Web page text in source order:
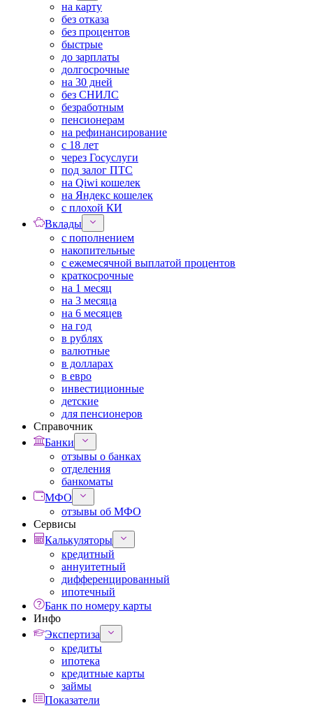
на карту
без отказа
без процентов
быстрые
до зарплаты
долгосрочные
на 30 дней
без СНИЛС
безработным
пенсионерам
на рефинансирование
с 18 лет
через Госуслуги
под залог ПТС
на Qiwi кошелек
на Яндекс кошелек
с плохой КИ
Вклады
с пополнением
накопительные
с ежемесячной выплатой процентов
краткосрочные
на 1 месяц
на 3 месяца
на 6 месяцев
на год
в рублях
валютные
в долларах
в евро
инвестиционные
детские
для пенсионеров
Справочник
Банки
отзывы о банках
отделения
банкоматы
МФО
отзывы об МФО
Сервисы
Калькуляторы
кредитный
аннуитетный
дифференцированный
ипотечный
Банк по номеру карты
Инфо
Экспертиза
кредиты
ипотека
кредитные карты
займы
Показатели